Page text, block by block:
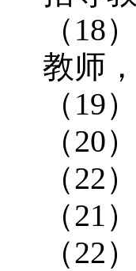
（18
教师
（19
（20
（22
（21
（22